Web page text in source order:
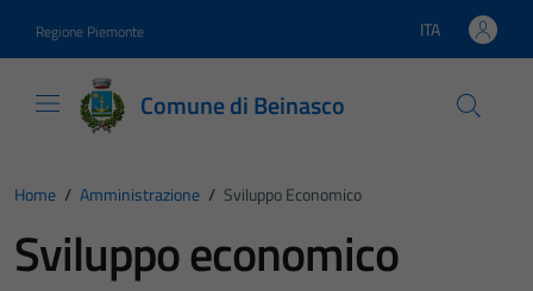
Regione Piemonte Lingua attiva:
ITA
Comune di Beinasco
Home / Amministrazione / Sviluppo Economico
Sviluppo economico